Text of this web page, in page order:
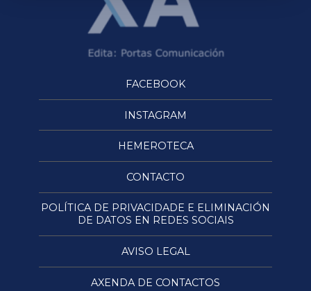
FACEBOOK
INSTAGRAM
HEMEROTECA
CONTACTO
POLÍTICA DE PRIVACIDADE E ELIMINACIÓN
DE DATOS EN REDES SOCIAIS
AVISO LEGAL
AXENDA DE CONTACTOS